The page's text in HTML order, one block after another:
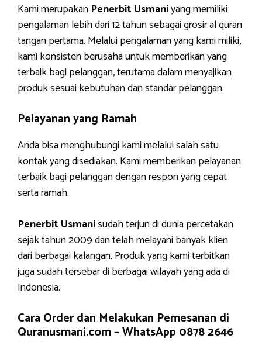
Kami merupakan Penerbit Usmaniyang memiliki
pengalaman lebih dari 12 tahun sebagai grosir al quran
tangan pertama. Melalui pengalaman yang kami miliki,
kami konsisten berusaha untuk memberikan yang
terbaik bagi pelanggan, terutama dalam menyajikan
produk sesuai kebutuhan dan standar pelanggan.
Pelayanan yang Ramah
Anda bisa menghubungi kami melalui salah satu
kontak yang disediakan. Kami memberikan pelayanan
terbaik bagi pelanggan dengan respon yang cepat
serta ramah.
Penerbit Usmanisudah terjun di dunia percetakan
sejak tahun 2009 dan telah melayani banyak klien
dari berbagai kalangan. Produk yang kami terbitkan
juga sudah tersebar di berbagai wilayah yang ada di
Indonesia.
Cara Order dan Melakukan Pemesanan di
Quranusmani.com –WhatsApp 0878 2646